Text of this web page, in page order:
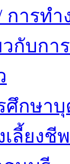
การทำ
วกับกา
ศึกษาบุ
เลี้ยง